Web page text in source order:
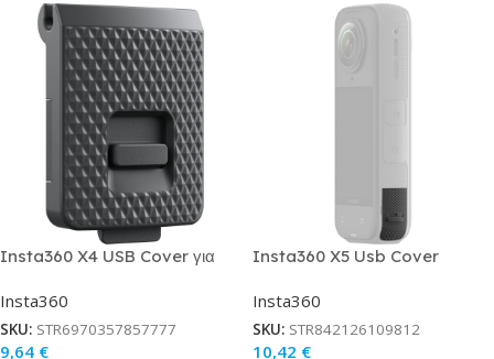
Insta360 X4 USB Cover για
Κωδικός CINSBBMN
Insta360
SKU: STR6970357857777
9,64 €
Insta360 X5 Usb Cover
Insta360
SKU: STR842126109812
10,42 €